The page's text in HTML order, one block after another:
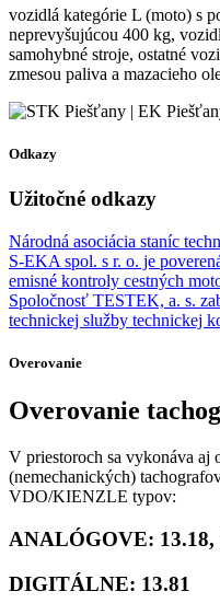
vozidlá kategórie L (moto) s
neprevyšujúcou 400 kg,
samohybné stroje, ostatné
zmesou paliva a mazacieho
Odkazy
Užitočné odkazy
Národná asociácia staníc
S-EKA spol. s r. o. je
emisné kontroly cestných
Spoločnosť TESTEK, a. s.
technickej služby technickej
Overovanie
Overovanie
V priestoroch sa vykonáva aj
(nemechanických)
VDO/KIENZLE typov:
ANALÓGOVE: 13.18,
DIGITÁLNE: 13.81